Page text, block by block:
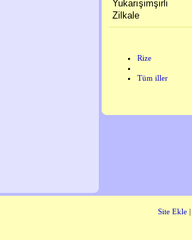
Yukarışimşirli
Zilkale
Rize
Tüm iller
Site Ekle|